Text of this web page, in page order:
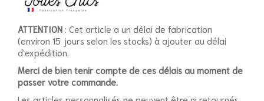
ATTENTION : Cet article a un délai de fabrication
(environ 15 jours selon les stocks) à ajouter au délai
d'expédition.
Merci de bien tenir compte de ces délais au moment de
passer votre commande.